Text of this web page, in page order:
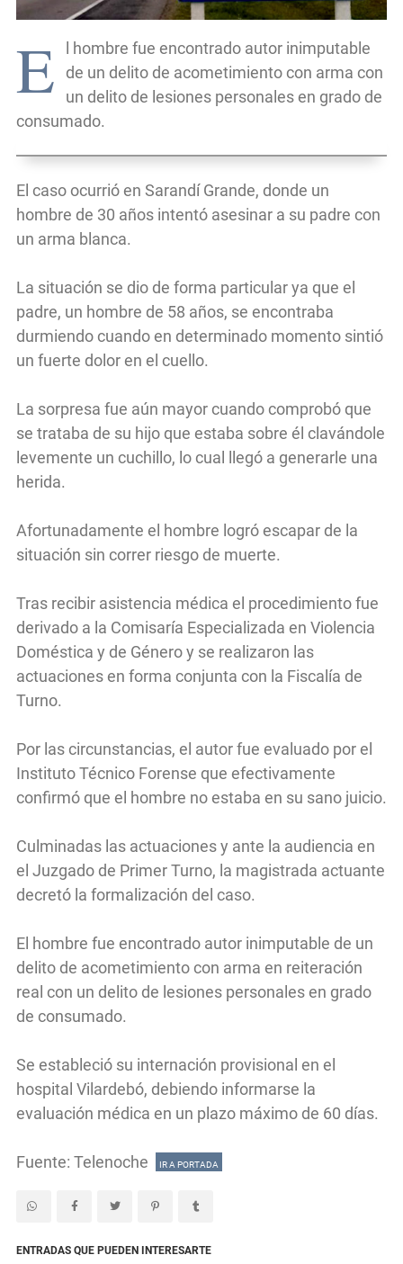
E
l hombre fue encontrado autor inimputable
de un delito de acometimiento con arma con
un delito de lesiones personales en grado de
consumado.
El caso ocurrió en Sarandí Grande, donde un
hombre de 30 años intentó asesinar a su padre con
un arma blanca.
La situación se dio de forma particular ya que el
padre, un hombre de 58 años, se encontraba
durmiendo cuando en determinado momento sintió
un fuerte dolor en el cuello.
La sorpresa fue aún mayor cuando comprobó que
se trataba de su hijo que estaba sobre él clavándole
levemente un cuchillo, lo cual llegó a generarle una
herida.
Afortunadamente el hombre logró escapar de la
situación sin correr riesgo de muerte.
Tras recibir asistencia médica el procedimiento fue
derivado a la Comisaría Especializada en Violencia
Doméstica y de Género y se realizaron las
actuaciones en forma conjunta con la Fiscalía de
Turno.
Por las circunstancias, el autor fue evaluado por el
Instituto Técnico Forense que efectivamente
confirmó que el hombre no estaba en su sano juicio.
Culminadas las actuaciones y ante la audiencia en
el Juzgado de Primer Turno, la magistrada actuante
decretó la formalización del caso.
El hombre fue encontrado autor inimputable de un
delito de acometimiento con arma en reiteración
real con un delito de lesiones personales en grado
de consumado.
Se estableció su internación provisional en el
hospital Vilardebó, debiendo informarse la
evaluación médica en un plazo máximo de 60 días.
Fuente: Telenoche IR A PORTADA
ENTRADAS QUE PUEDEN INTERESARTE